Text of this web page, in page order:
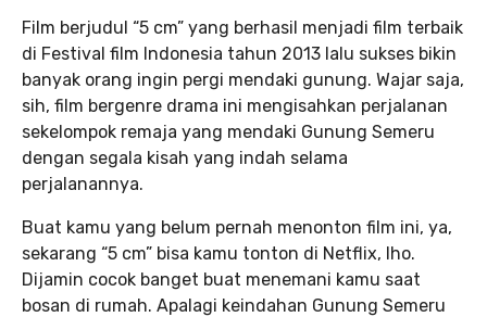
Film berjudul “5 cm” yang berhasil menjadi film terbaik
di Festival film Indonesia tahun 2013 lalu sukses bikin
banyak orang ingin pergi mendaki gunung. Wajar saja,
sih, film bergenre drama ini mengisahkan perjalanan
sekelompok remaja yang mendaki Gunung Semeru
dengan segala kisah yang indah selama
perjalanannya.
Buat kamu yang belum pernah menonton film ini, ya,
sekarang “5 cm” bisa kamu tonton di Netflix, lho.
Dijamin cocok banget buat menemani kamu saat
bosan di rumah. Apalagi keindahan Gunung Semeru